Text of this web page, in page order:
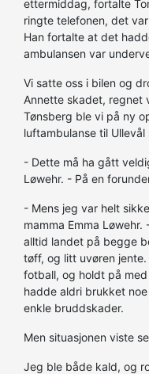
ettermiddag, fortalte
ringte telefonen, det
Han fortalte at det
ambulansen var
Vi satte oss i bilen og
Annette skadet, regnet
Tønsberg ble vi på ny
luftambulanse til Ullevål
- Dette må ha gått
Løwehr. - På en
- Mens jeg var helt
mamma Emma
alltid landet på begge
tøff, og litt uvøren
fotball, og holdt på
hadde aldri brukket
enkle bruddskader.
Men situasjonen viste
Jeg ble både kald, og